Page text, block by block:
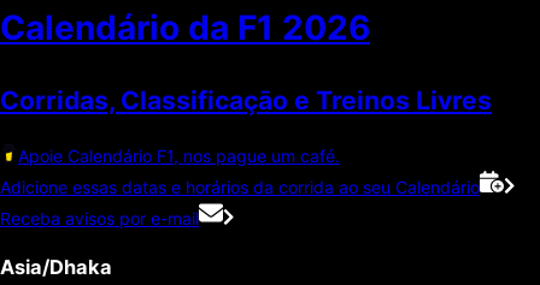
Calendário da F1 2026
Corridas, Classificaçāo e Treinos Livres
Apoie Calendário F1, nos pague um café.
Adicione essas datas e horários da corrida ao seu Calendário
Receba avisos por e-mail
Asia/Dhaka